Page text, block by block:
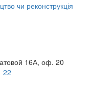
чи реконструкція
16А, оф. 20
22